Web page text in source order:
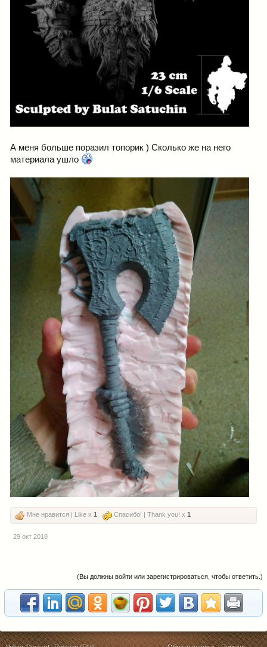
А меня больше поразил топорик ) Сколько же на него
материала ушло
Мне нравится | Like x 1 Спасибо! | Thank you! x 1
29 окт 2018
(Вы должны войти или зарегистрироваться, чтобы ответить.)